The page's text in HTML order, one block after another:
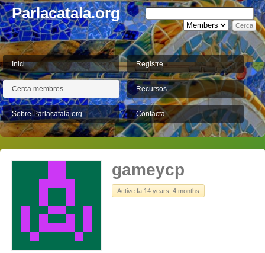
Parlacatala.org
Inici Registre
Cerca membres Recursos
Sobre Parlacatala.org Contacta
gameycp
Active fa 14 years, 4 months